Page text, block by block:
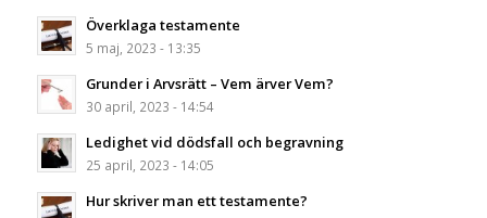
Överklaga testamente
5 maj, 2023 - 13:35
Grunder i Arvsrätt – Vem ärver Vem?
30 april, 2023 - 14:54
Ledighet vid dödsfall och begravning
25 april, 2023 - 14:05
Hur skriver man ett testamente?